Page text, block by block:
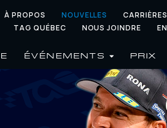
À PROPOS NOUVELLES
CARRIÈRES
TAG QUÉBEC
NOUS JOINDRE EN
ÉVÉNEMENTS PRIX